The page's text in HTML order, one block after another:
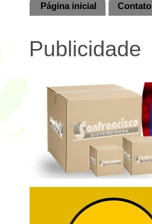
Página inicial Contato
Publicidade